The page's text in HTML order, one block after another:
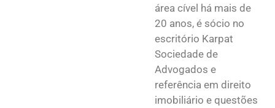
área cível há mais de
20 anos, é sócio no
escritório Karpat
Sociedade de
Advogados e
referência em direito
imobiliário e questões